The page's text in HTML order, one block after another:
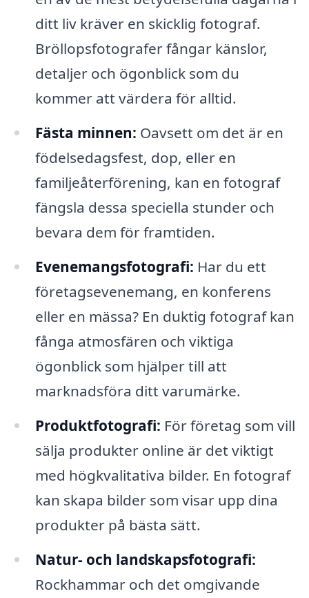
ditt liv kräver en skicklig fotograf.
Bröllopsfotografer fångar känslor,
detaljer och ögonblick som du
kommer att värdera för alltid.
Fästa minnen: Oavsett om det är en
födelsedagsfest, dop, eller en
familjeåterförening, kan en fotograf
fängsla dessa speciella stunder och
bevara dem för framtiden.
Evenemangsfotografi: Har du ett
företagsevenemang, en konferens
eller en mässa? En duktig fotograf kan
fånga atmosfären och viktiga
ögonblick som hjälper till att
marknadsföra ditt varumärke.
Produktfotografi: För företag som vill
sälja produkter online är det viktigt
med högkvalitativa bilder. En fotograf
kan skapa bilder som visar upp dina
produkter på bästa sätt.
Natur- och landskapsfotografi:
Rockhammar och det omgivande